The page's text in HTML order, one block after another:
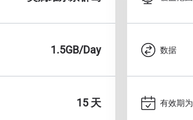
1.5GB/Day
15 天
数据
有效期为